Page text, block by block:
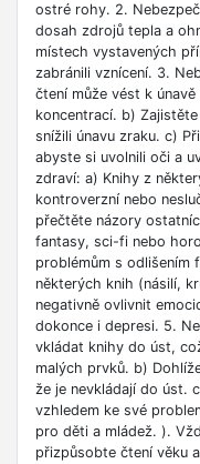
ostré rohy. 2.
dosah zdrojů tepla a
místech vystavených
zabránili vznícení. 3.
čtení může vést k
koncentrací. b)
snížili únavu zraku. c)
abyste si uvolnili oči a
zdraví: a) Knihy z
kontroverzní nebo
přečtěte názory
fantasy, sci-fi nebo
problémům s odlišením
některých knih (násilí,
negativně ovlivnit
dokonce i depresi. 5.
vkládat knihy do úst,
malých prvků. b)
že je nevkládají do úst.
vzhledem ke své
pro děti a mládež. ).
přizpůsobte čtení věku